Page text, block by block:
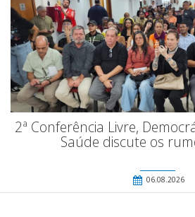
2ª Conferência Livre,
Saúde discute os
06.08.2026